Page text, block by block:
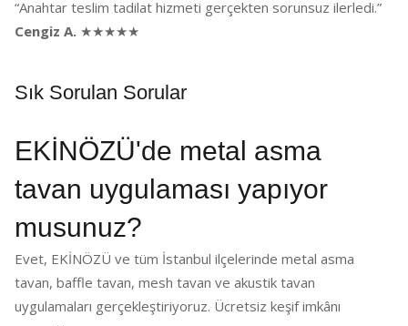
“Anahtar teslim tadilat hizmeti gerçekten sorunsuz ilerledi.”
Cengiz A. ★★★★★
Sık Sorulan Sorular
EKİNÖZÜ'de metal asma
tavan uygulaması yapıyor
musunuz?
Evet, EKİNÖZÜ ve tüm İstanbul ilçelerinde metal asma
tavan, baffle tavan, mesh tavan ve akustik tavan
uygulamaları gerçekleştiriyoruz. Ücretsiz keşif imkânı